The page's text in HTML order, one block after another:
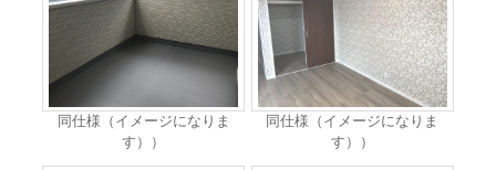
同仕様（イメージになりま
す））
同仕様（イメージになりま
す））